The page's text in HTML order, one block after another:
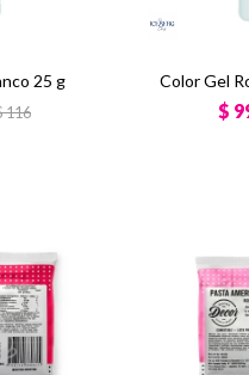
25 g
116
Color Gel
$